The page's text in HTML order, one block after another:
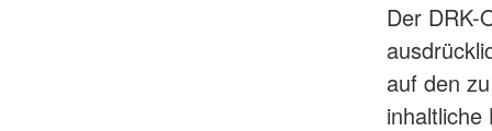
Der DRK-
auf den